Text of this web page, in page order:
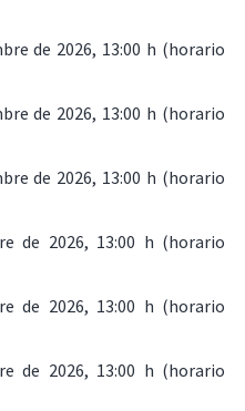
de 2026, 13:00 h (horario
de 2026, 13:00 h (horario
de 2026, 13:00 h (horario
de 2026, 13:00 h (horario
de 2026, 13:00 h (horario
de 2026, 13:00 h (horario